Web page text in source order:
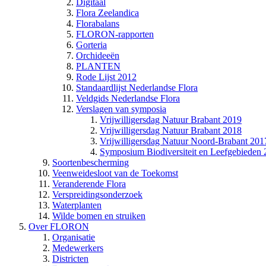
Digitaal
Flora Zeelandica
Florabalans
FLORON-rapporten
Gorteria
Orchideeën
PLANTEN
Rode Lijst 2012
Standaardlijst Nederlandse Flora
Veldgids Nederlandse Flora
Verslagen van symposia
Vrijwilligersdag Natuur Brabant 2019
Vrijwilligersdag Natuur Brabant 2018
Vrijwilligersdag Natuur Noord-Brabant
Symposium Biodiversiteit en Leefgebieden
Soortenbescherming
Veenweidesloot van de Toekomst
Veranderende Flora
Verspreidingsonderzoek
Waterplanten
Wilde bomen en struiken
Over FLORON
Organisatie
Medewerkers
Districten